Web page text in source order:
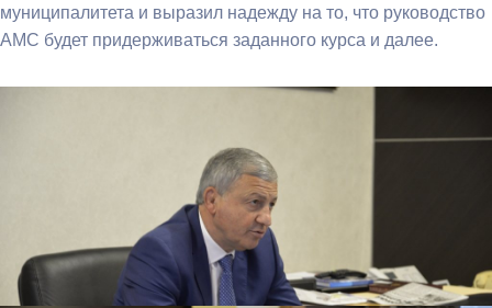
муниципалитета и выразил надежду на то, что руководство
АМС будет придерживаться заданного курса и далее.